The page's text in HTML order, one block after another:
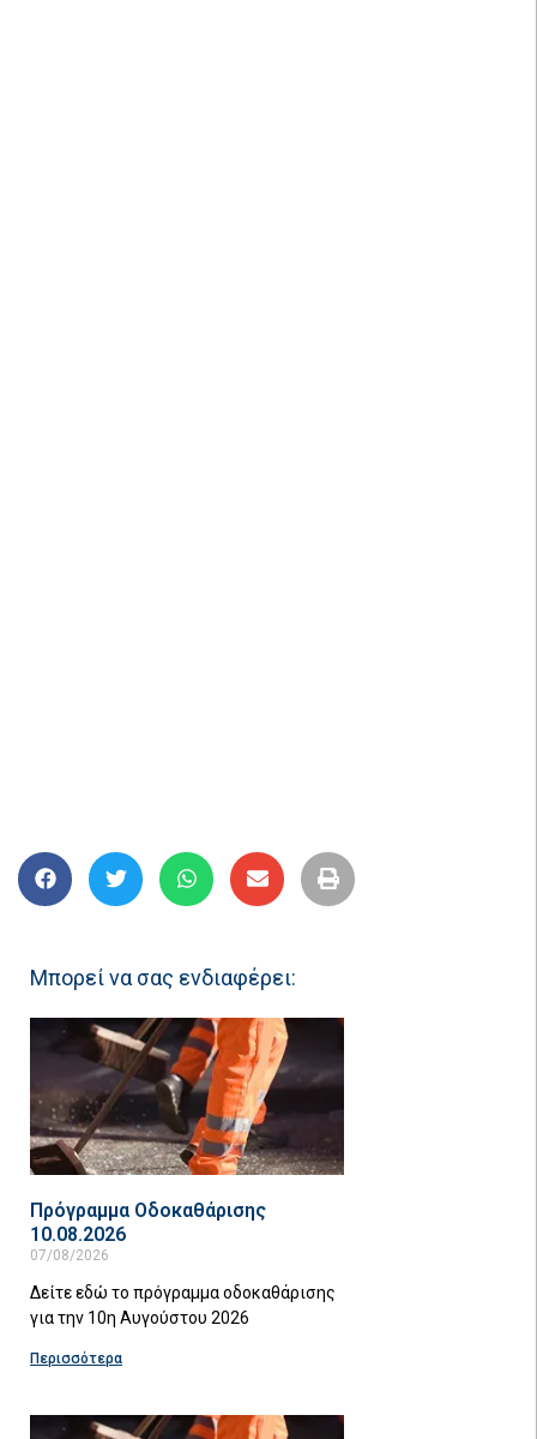
Μπορεί να σας ενδιαφέρει:
Πρόγραμμα Οδοκαθάρισης
10.08.2026
07/08/2026
Δείτε εδώ το πρόγραμμα οδοκαθάρισης
για την 10η Αυγούστου 2026
Περισσότερα